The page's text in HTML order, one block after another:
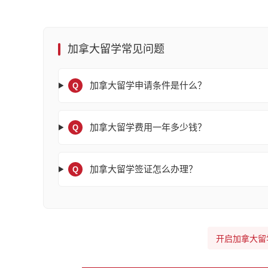
加拿大留学常见问题
Q 加拿大留学申请条件是什么？
Q 加拿大留学费用一年多少钱？
Q 加拿大留学签证怎么办理？
开启加拿大